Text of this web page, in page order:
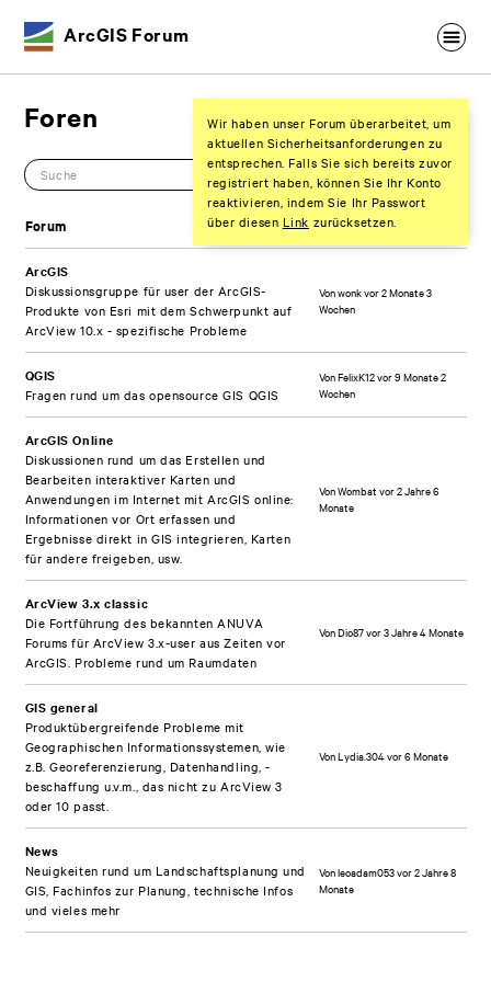
ArcGIS Forum
Wir haben unser Forum überarbeitet, um
aktuellen Sicherheitsanforderungen zu
entsprechen. Falls Sie sich bereits zuvor
registriert haben, können Sie Ihr Konto
reaktivieren, indem Sie Ihr Passwort
über diesen Link zurücksetzen.
Foren
Forum Letzter Beitrag
ArcGIS
Diskussionsgruppe für user der ArcGIS-
Produkte von Esri mit dem Schwerpunkt auf
ArcView 10.x - spezifische Probleme
Vonwonkvor 2 Monate 3
Wochen
QGIS
Fragen rund um das opensource GIS QGIS
VonFelixK12vor 9 Monate 2
Wochen
ArcGIS Online
Diskussionen rund um das Erstellen und
Bearbeiten interaktiver Karten und
Anwendungen im Internet mit ArcGIS online:
Informationen vor Ort erfassen und
Ergebnisse direkt in GIS integrieren, Karten
für andere freigeben, usw.
VonWombat vor 2 Jahre 6
Monate
ArcView 3.x classic
Die Fortführung des bekannten ANUVA
Forums für ArcView 3.x-user aus Zeiten vor
ArcGIS. Probleme rund um Raumdaten
VonDio87vor 3 Jahre 4 Monate
GIS general
Produktübergreifende Probleme mit
Geographischen Informationssystemen, wie
z.B. Georeferenzierung, Datenhandling, -
beschaffung u.v.m., das nicht zu ArcView 3
oder 10 passt.
VonLydia.304vor 6 Monate
News
Neuigkeiten rund um Landschaftsplanung und
GIS, Fachinfos zur Planung, technische Infos
und vieles mehr
Vonleoadam053vor 2 Jahre 8
Monate